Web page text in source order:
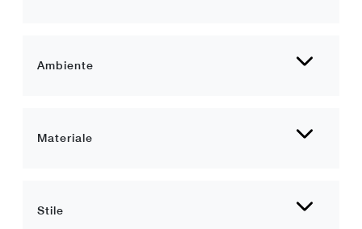
Ambiente
Materiale
Stile